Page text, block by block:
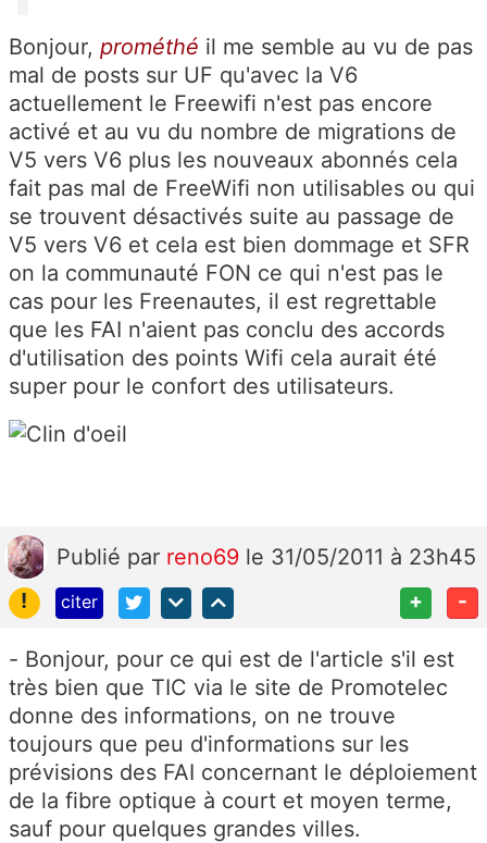
Bonjour, prométhé il me semble au vu de pas
mal de posts sur UF qu'avec la V6
actuellement le Freewifi n'est pas encore
activé et au vu du nombre de migrations de
V5 vers V6 plus les nouveaux abonnés cela
fait pas mal de FreeWifi non utilisables ou qui
se trouvent désactivés suite au passage de
V5 vers V6 et cela est bien dommage et SFR
on la communauté FON ce qui n'est pas le
cas pour les Freenautes, il est regrettable
que les FAI n'aient pas conclu des accords
d'utilisation des points Wifi cela aurait été
super pour le confort des utilisateurs.
Publié par reno69 le 31/05/2011 à 23h45
!
citer + -
- Bonjour, pour ce qui est de l'article s'il est
très bien que TIC via le site de Promotelec
donne des informations, on ne trouve
toujours que peu d'informations sur les
prévisions des FAI concernant le déploiement
de la fibre optique à court et moyen terme,
sauf pour quelques grandes villes.